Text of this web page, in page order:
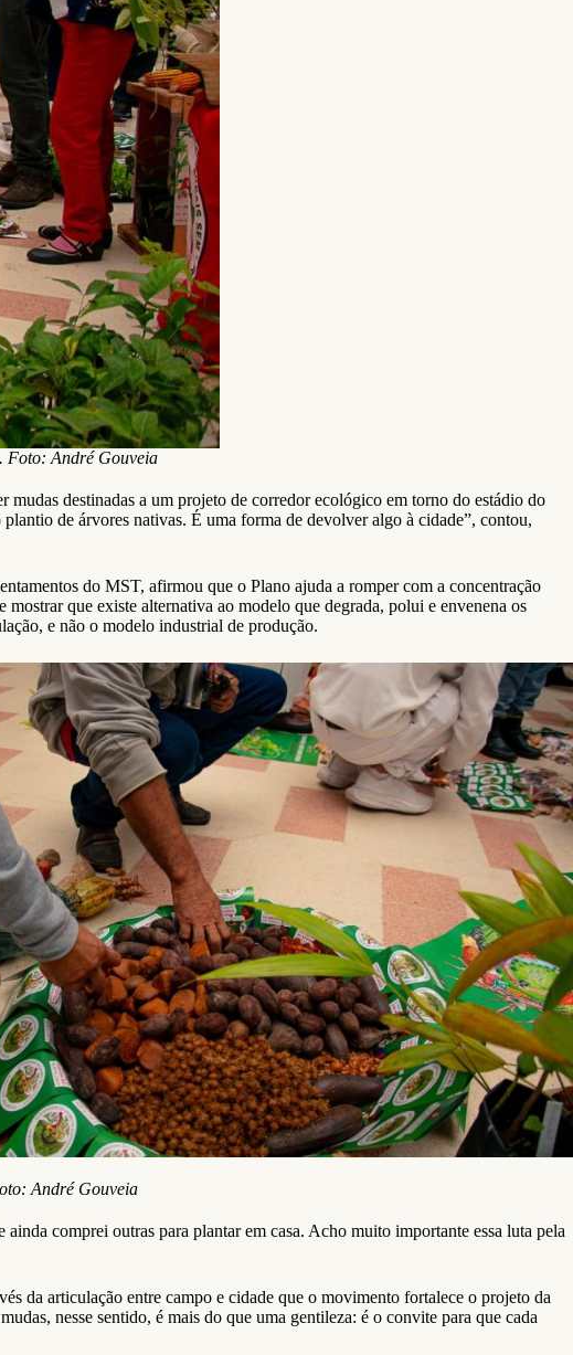
Foto: André Gouveia
destinadas a um projeto de corredor ecológico em torno do estádio do
de árvores nativas. É uma forma de devolver algo à cidade”, contou,
do MST, afirmou que o Plano ajuda a romper com a concentração
que existe alternativa ao modelo que degrada, polui e envenena os
e não o modelo industrial de produção.
André Gouveia
comprei outras para plantar em casa. Acho muito importante essa luta pela
da articulação entre campo e cidade que o movimento fortalece o projeto da
nesse sentido, é mais do que uma gentileza: é o convite para que cada